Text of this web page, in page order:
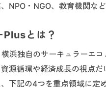
NPO・NGO、教育機関な
Plusとは？
浜独自のサーキュラーエ
源循環や経済成長の視点
下記の4つを重点領域に定